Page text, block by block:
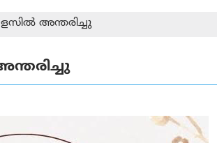
അന്തരിച്ചു